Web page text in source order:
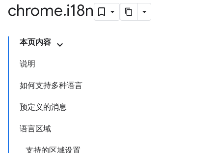
chrome.i18n
本页内容
说明
如何支持多种语言
预定义的消息
语言区域
支持的区域设置